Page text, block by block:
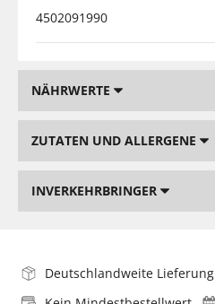
4502091990
NÄHRWERTE
ZUTATEN UND ALLERGENE
INVERKEHRBRINGER
Deutschlandweite Lieferung